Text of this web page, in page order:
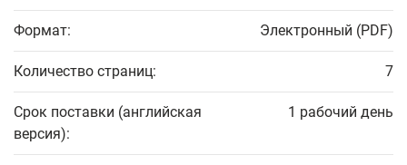
Формат: Электронный (PDF)
Количество страниц: 7
Срок поставки (английская
версия):
1 рабочий день